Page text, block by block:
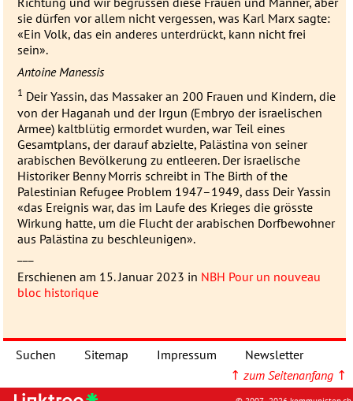
sie dürfen vor allem nicht vergessen, was Karl Marx sagte:
«Ein Volk, das ein anderes unterdrückt, kann nicht frei
sein».
Antoine Manessis
1 Deir Yassin, das Massaker an 200 Frauen und Kindern, die
von der Haganah und der Irgun (Embryo der israelischen
Armee) kaltblütig ermordet wurden, war Teil eines
Gesamtplans, der darauf abzielte, Palästina von seiner
arabischen Bevölkerung zu entleeren. Der israelische
Historiker Benny Morris schreibt in The Birth of the
Palestinian Refugee Problem 1947–1949, dass Deir Yassin
«das Ereignis war, das im Laufe des Krieges die grösste
Wirkung hatte, um die Flucht der arabischen Dorfbewohner
aus Palästina zu beschleunigen».
Erschienen am 15. Januar 2023 in NBH Pour un nouveau
bloc historique
↑ zum Seitenanfang ↑
Suchen Sitemap Impressum Newsletter